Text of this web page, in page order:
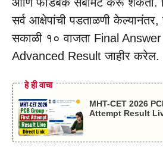
आणि फीडबॅक सबमिट करू शकता.
सर्व आक्षेपांची पडताळणी
सकाळी १० वाजता Final
Advanced Result जाहीर करेल.
हे ही वाचा
MHT-CET 2026
Attempt Result